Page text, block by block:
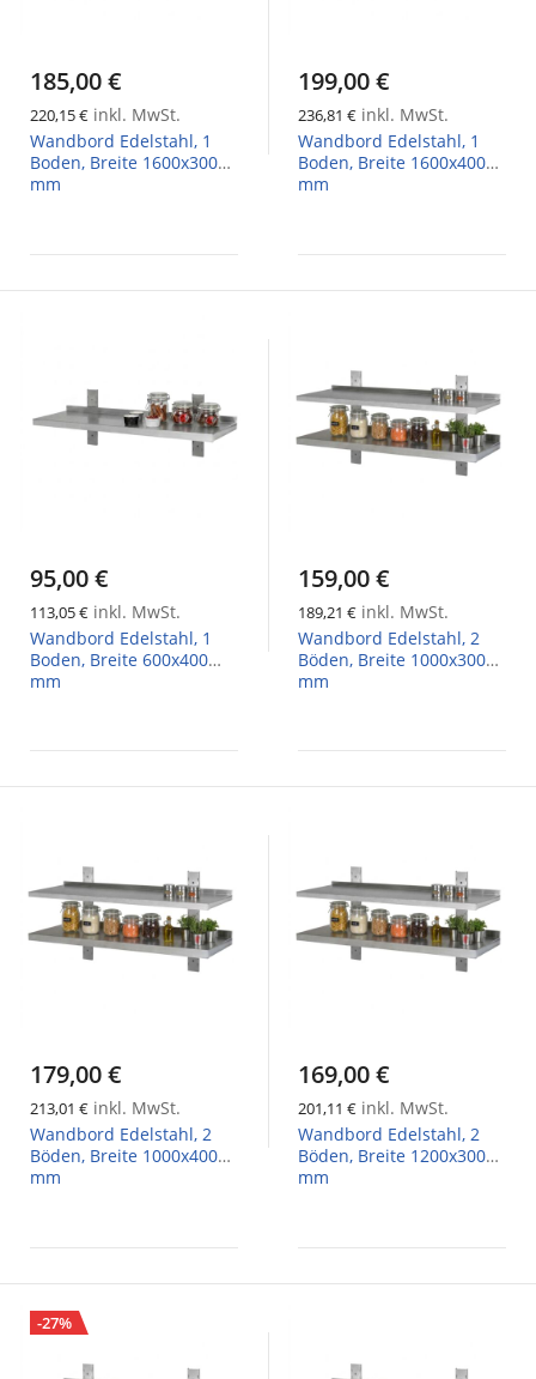
185,00 €
220,15 € inkl. MwSt.
Wandbord Edelstahl, 1
Boden, Breite 1600x300
mm
199,00 €
236,81 € inkl. MwSt.
Wandbord Edelstahl, 1
Boden, Breite 1600x400
mm
95,00 €
113,05 € inkl. MwSt.
Wandbord Edelstahl, 1
Boden, Breite 600x400
mm
159,00 €
189,21 € inkl. MwSt.
Wandbord Edelstahl, 2
Böden, Breite 1000x300
mm
179,00 €
213,01 € inkl. MwSt.
Wandbord Edelstahl, 2
Böden, Breite 1000x400
mm
169,00 €
201,11 € inkl. MwSt.
Wandbord Edelstahl, 2
Böden, Breite 1200x300
mm
-27%